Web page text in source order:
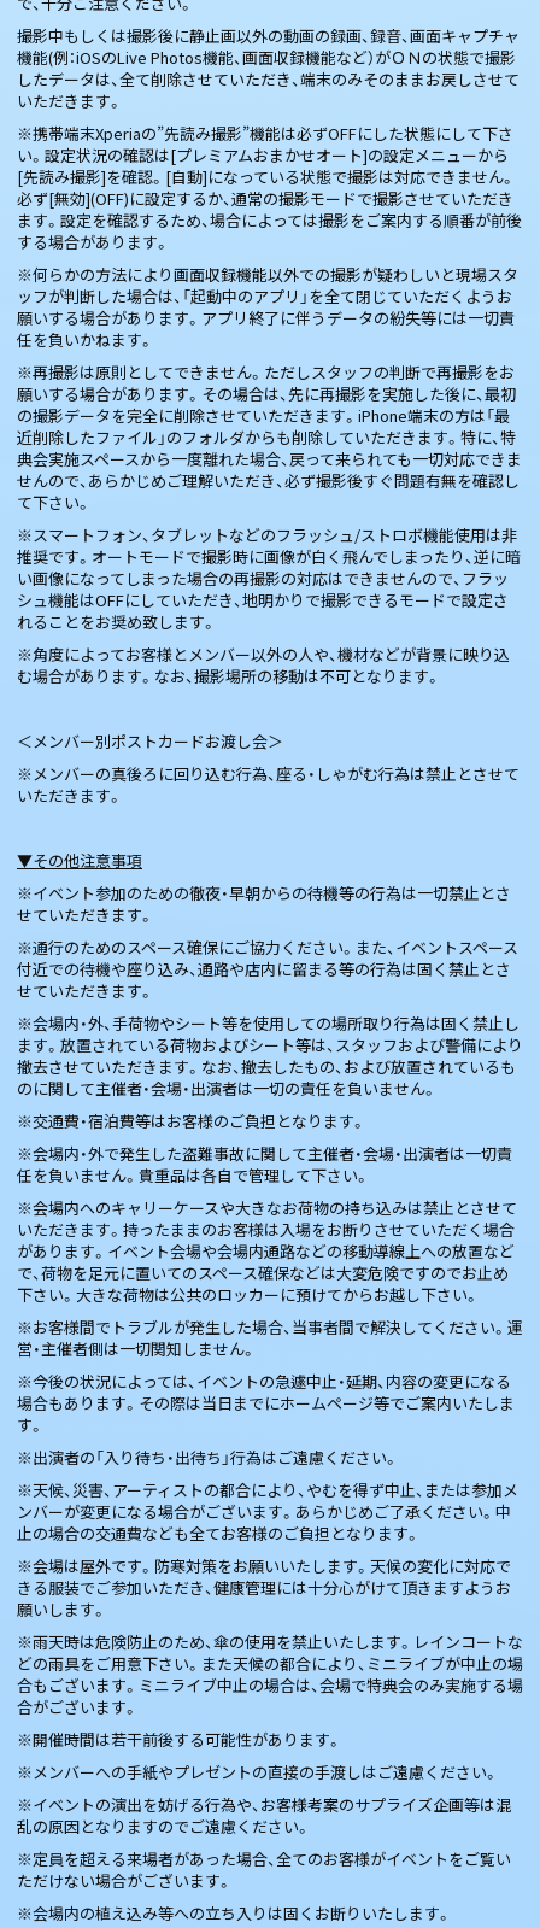
撮影中もしくは撮影後に静止画以外の動画の録画、録音、画面キャプチャ
機能(例：iOSのLive Photos機能、画面収録機能など）がＯＮの状態で撮影
したデータは、全て削除させていただき、端末のみそのままお戻しさせて
いただきます。
※携帯端末Xperiaの”先読み撮影”機能は必ずOFFにした状態にして下さ
い。設定状況の確認は[プレミアムおまかせオート]の設定メニューから
[先読み撮影]を確認。[自動]になっている状態で撮影は対応できません。
必ず[無効](OFF)に設定するか、通常の撮影モードで撮影させていただき
ます。設定を確認するため、場合によっては撮影をご案内する順番が前後
する場合があります。
※何らかの方法により画面収録機能以外での撮影が疑わしいと現場スタ
ッフが判断した場合は、「起動中のアプリ」を全て閉じていただくようお
願いする場合があります。アプリ終了に伴うデータの紛失等には一切責
任を負いかねます。
※再撮影は原則としてできません。ただしスタッフの判断で再撮影をお
願いする場合があります。その場合は、先に再撮影を実施した後に、最初
の撮影データを完全に削除させていただきます。iPhone端末の方は「最
近削除したファイル」のフォルダからも削除していただきます。特に、特
典会実施スペースから一度離れた場合、戻って来られても一切対応できま
せんので、あらかじめご理解いただき、必ず撮影後すぐ問題有無を確認し
て下さい。
※スマートフォン、タブレットなどのフラッシュ/ストロボ機能使用は非
推奨です。オートモードで撮影時に画像が白く飛んでしまったり、逆に暗
い画像になってしまった場合の再撮影の対応はできませんので、フラッ
シュ機能はOFFにしていただき、地明かりで撮影できるモードで設定さ
れることをお奨め致します。
※角度によってお客様とメンバー以外の人や、機材などが背景に映り込
む場合があります。なお、撮影場所の移動は不可となります。
＜メンバー別ポストカードお渡し会＞
※メンバーの真後ろに回り込む行為、座る・しゃがむ行為は禁止とさせて
いただきます。
▼その他注意事項
※イベント参加のための徹夜・早朝からの待機等の行為は一切禁止とさ
せていただきます。
※通行のためのスペース確保にご協力ください。また、イベントスペース
付近での待機や座り込み、通路や店内に留まる等の行為は固く禁止とさ
せていただきます。
※会場内・外、手荷物やシート等を使用しての場所取り行為は固く禁止し
ます。放置されている荷物およびシート等は、スタッフおよび警備により
撤去させていただきます。なお、撤去したもの、および放置されているも
のに関して主催者・会場・出演者は一切の責任を負いません。
※交通費・宿泊費等はお客様のご負担となります。
※会場内・外で発生した盗難事故に関して主催者・会場・出演者は一切責
任を負いません。貴重品は各自で管理して下さい。
※会場内へのキャリーケースや大きなお荷物の持ち込みは禁止とさせて
いただきます。持ったままのお客様は入場をお断りさせていただく場合
があります。イベント会場や会場内通路などの移動導線上への放置など
で、荷物を足元に置いてのスペース確保などは大変危険ですのでお止め
下さい。大きな荷物は公共のロッカーに預けてからお越し下さい。
※お客様間でトラブルが発生した場合、当事者間で解決してください。運
営・主催者側は一切関知しません。
※今後の状況によっては、イベントの急遽中止・延期、内容の変更になる
場合もあります。その際は当日までにホームページ等でご案内いたしま
す。
※出演者の「入り待ち・出待ち」行為はご遠慮ください。
※天候、災害、アーティストの都合により、やむを得ず中止、または参加メ
ンバーが変更になる場合がございます。あらかじめご了承ください。中
止の場合の交通費なども全てお客様のご負担となります。
※会場は屋外です。防寒対策をお願いいたします。天候の変化に対応で
きる服装でご参加いただき、健康管理には十分心がけて頂きますようお
願いします。
※雨天時は危険防止のため、傘の使用を禁止いたします。レインコートな
どの雨具をご用意下さい。また天候の都合により、ミニライブが中止の場
合もございます。ミニライブ中止の場合は、会場で特典会のみ実施する場
合がございます。
※開催時間は若干前後する可能性があります。
※メンバーへの手紙やプレゼントの直接の手渡しはご遠慮ください。
※イベントの演出を妨げる行為や、お客様考案のサプライズ企画等は混
乱の原因となりますのでご遠慮ください。
※定員を超える来場者があった場合、全てのお客様がイベントをご覧い
ただけない場合がございます。
※会場内の植え込み等への立ち入りは固くお断りいたします。